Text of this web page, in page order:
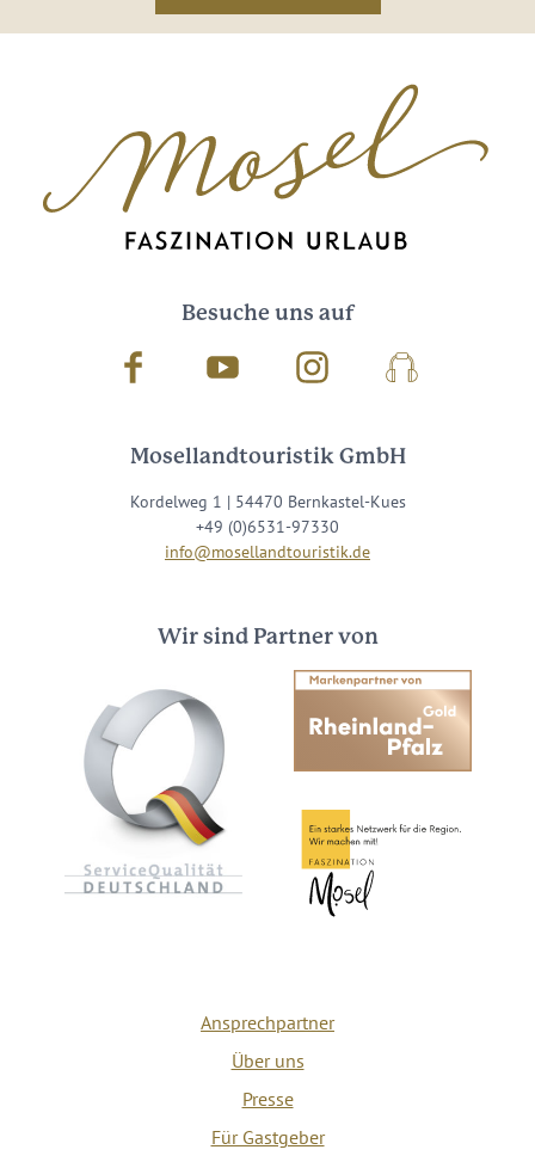
Besuche uns auf
Facebook Youtube InstagramPodcast
Mosellandtouristik GmbH
Kordelweg 1 | 54470 Bernkastel-Kues
+49 (0)6531-97330
info@mosellandtouristik.de
Wir sind Partner von
Ansprechpartner
Über uns
Presse
Für Gastgeber